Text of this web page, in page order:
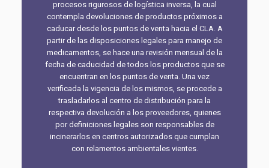
procesos rigurosos de logística inversa, la cual
contempla devoluciones de productos próximos a
caducar desde los puntos de venta hacia el CLA. A
partir de las disposiciones legales para manejo de
medicamentos, se hace una revisión mensual de la
fecha de caducidad de todos los productos que se
encuentran en los puntos de venta. Una vez
verificada la vigencia de los mismos, se procede a
trasladarlos al centro de distribución para la
respectiva devolución a los proveedores, quienes
por definiciones legales son responsables de
incinerarlos en centros autorizados que cumplan
con relamentos ambientales vientes.